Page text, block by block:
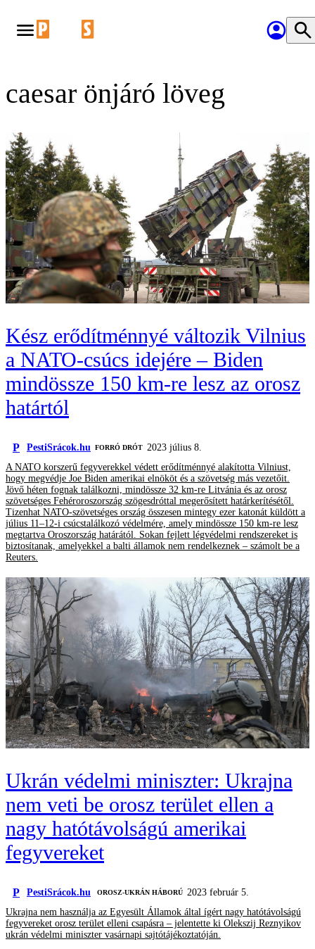
caesar önjáró löveg
Kész erődítménnyé változik Vilnius
a NATO-csúcs idejére – Biden
mindössze 150 km-re lesz az orosz
határtól
P PestiSrácok.hu FORRÓ DRÓT 2023 július 8.
A NATO korszerű fegyverekkel védett erődítménnyé alakította Vilniust,
hogy megvédje Joe Biden amerikai elnököt és a szövetség más vezetőit.
Jövő héten fognak találkozni, mindössze 32 km-re Litvánia és az orosz
szövetséges Fehéroroszország szögesdróttal megerősített határkerítésétől.
Tizenhat NATO-szövetséges ország összesen mintegy ezer katonát küldött a
július 11–12-i csúcstalálkozó védelmére, amely mindössze 150 km-re lesz
megtartva Oroszország határától. Sokan fejlett légvédelmi rendszereket is
biztosítanak, amelyekkel a balti államok nem rendelkeznek – számolt be a
Reuters.
Ukrán védelmi miniszter: Ukrajna
nem veti be orosz terület ellen a
nagy hatótávolságú amerikai
fegyvereket
P PestiSrácok.hu ‎ OROSZ-UKRÁN HÁBORÚ 2023 február 5.
Ukrajna nem használja az Egyesült Államok által ígért nagy hatótávolságú
fegyvereket orosz terület elleni csapásra – jelentette ki Olekszij Reznyikov
ukrán védelmi miniszter vasárnapi sajtótájékoztatóján.